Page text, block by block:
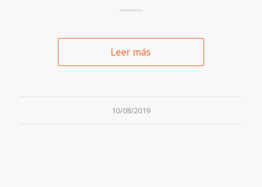
Leer más
10/08/2019